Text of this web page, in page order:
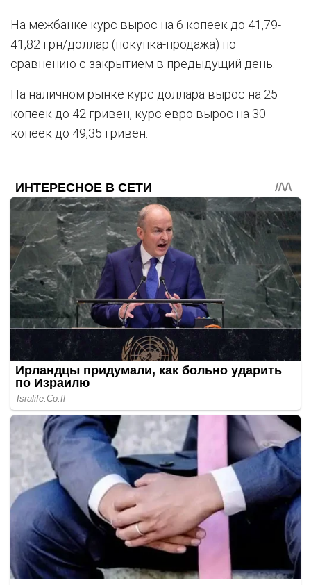
На межбанке курс вырос на 6 копеек до 41,79-
41,82 грн/доллар (покупка-продажа) по
сравнению с закрытием в предыдущий день.
На наличном рынке курс доллара вырос на 25
копеек до 42 гривен, курс евро вырос на 30
копеек до 49,35 гривен.